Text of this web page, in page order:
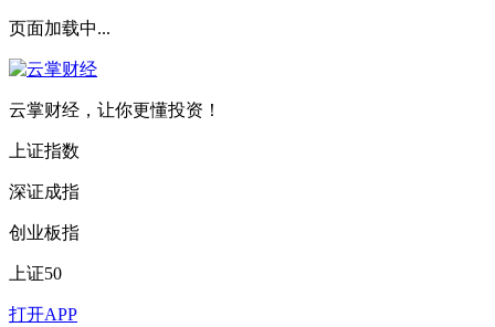
页面加载中...
云掌财经，让你更懂投资！
上证指数
深证成指
创业板指
上证50
打开APP